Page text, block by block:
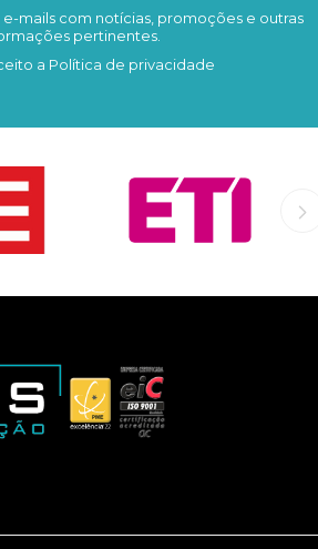
Remover
mails com notícias, promoções e outras
pertinentes.
a Política de privacidade